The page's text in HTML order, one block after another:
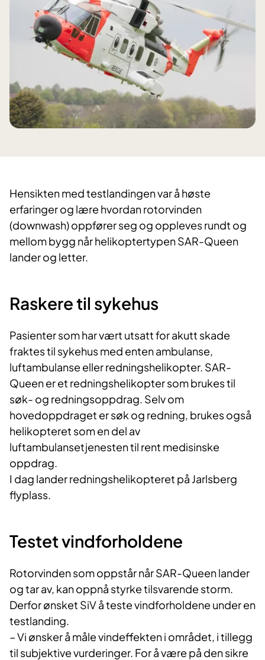
Hensikten med testlandingen var å høste
erfaringer og lære hvordan rotorvinden
(downwash) oppfører seg og oppleves rundt og
mellom bygg når helikoptertypen SAR-Queen
lander og letter.
Raskere til sykehus​
Pasienter som har vært utsatt for akutt skade
fraktes til sykehus med enten ambulanse,
luftambulanse eller redningshelikopter. SAR-
Queen er et redningshelikopter som brukes til
søk- og redningsoppdrag. Selv om
hovedoppdraget er søk og redning, brukes også
helikopteret som en del av
luftambulansetjenesten til rent medisinske
oppdrag.
I dag lander redningshelikopteret på Jarlsberg
flyplass.
Testet vindforholdene
Rotorvinden som oppstår når SAR-Queen lander
og tar av, kan oppnå styrke tilsvarende storm.
Derfor ønsket SiV å teste vindforholdene under en
testlanding.​
– Vi ønsker å måle vindeffekten i området, i tillegg
til subjektive vurderinger. For å være på den sikre